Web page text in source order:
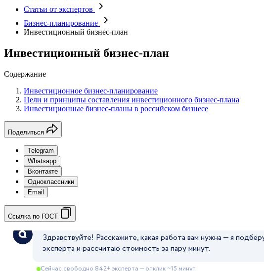
Статьи от экспертов
Бизнес-планирование
Инвестиционный бизнес-план
Инвестиционный бизнес-план
Содержание
Инвестиционное бизнес-планирование
Цели и принципы составления инвестиционного бизнес-плана
Инвестиционные бизнес-планы в российском бизнесе
Поделиться
Telegram
Whatsapp
Вконтакте
Одноклассники
Email
Ссылка по ГОСТ